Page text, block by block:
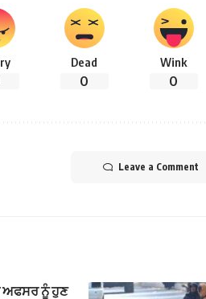
Dead
0
Wink
0
Leave a Comment
ਅਫਸਰ ਨੂੰ ਹੁਣ